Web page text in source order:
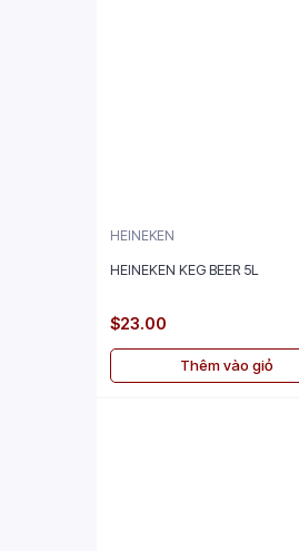
HEINEKEN
HEINEKEN KEG BEER 5L
$23.00
Thêm vào giỏ